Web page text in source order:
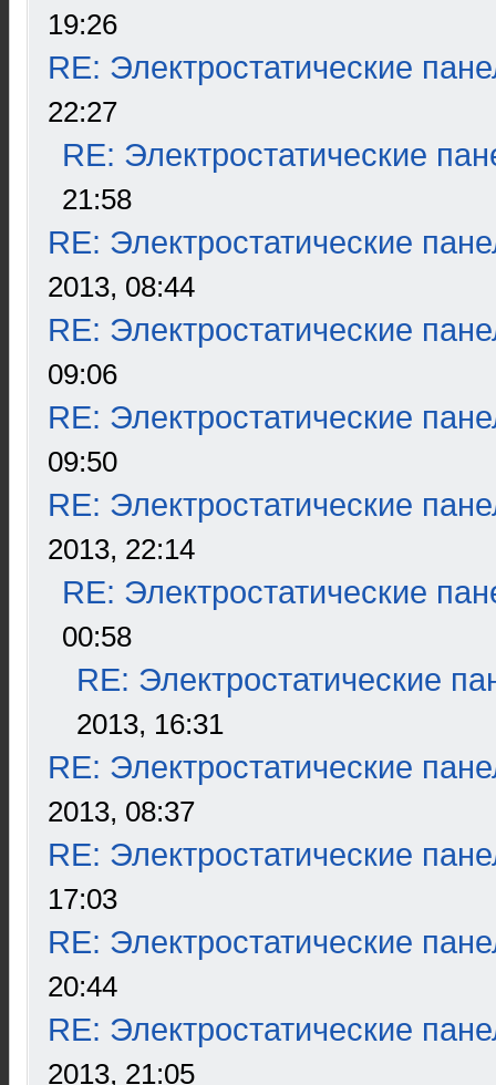
19:26
RE: Электростатические
22:27
RE: Электростатические
21:58
RE: Электростатические
2013, 08:44
RE: Электростатические
09:06
RE: Электростатические
09:50
RE: Электростатические
2013, 22:14
RE: Электростатические
00:58
RE: Электростатические
2013, 16:31
RE: Электростатические
2013, 08:37
RE: Электростатические
17:03
RE: Электростатические
20:44
RE: Электростатические
2013, 21:05